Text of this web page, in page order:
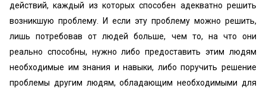
действий, каждый из которых способен адекватно решить
возникшую проблему. И если эту проблему можно решить,
лишь потребовав от людей больше, чем то, на что они
реально способны, нужно либо предоставить этим людям
необходимые им знания и навыки, либо поручить решение
проблемы другим людям, обладающим необходимыми для